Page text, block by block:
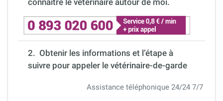
connaitre le veterinaire autour de moi.
2. Obtenir les informations et l’étape à
suivre pour appeler le vétérinaire-de-garde
Assistance téléphonique 24/24 7/7